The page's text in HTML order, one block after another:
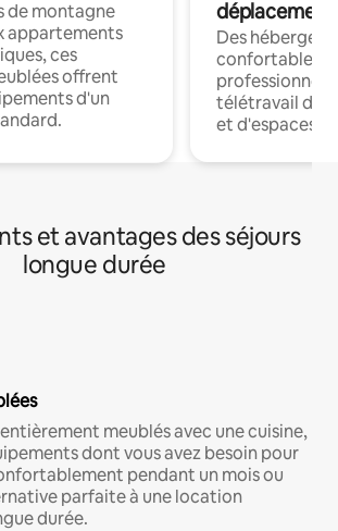
de montagne
appartements
ces
offrent
d'un
déplacement
Des
confortables
professionnels
télétravail
et d'espaces
et avantages des séjours
longue durée
meublés avec une cuisine,
dont vous avez besoin pour
pendant un mois ou
parfaite à une location
durée.